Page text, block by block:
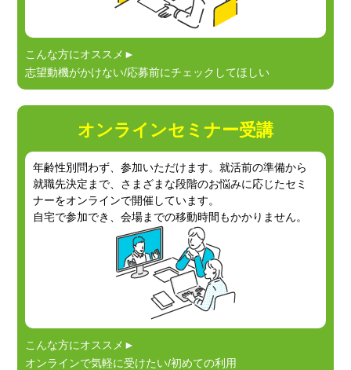
こんな方にオススメ►
志望動機がかけない/応募前にチェックしてほしい
オンラインセミナー受講
年齢性別問わず、参加いただけます。就活前の準備から
就職先決定まで、さまざまな段階のお悩みに応じたセミ
ナーをオンラインで開催しています。
自宅で参加でき、会場までの移動時間もかかりません。
こんな方にオススメ►
オンラインで気軽に受けたい/初めての利用